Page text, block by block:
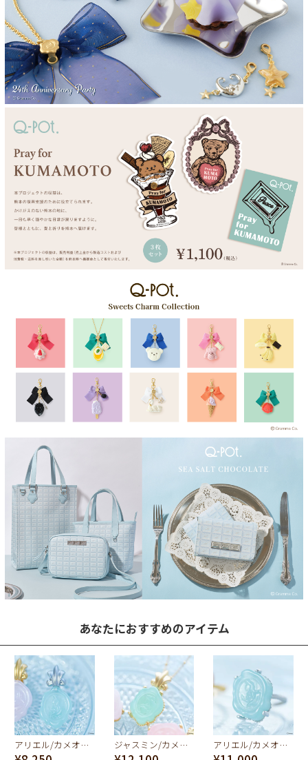
あなたにおすすめのアイテム
アリエル/カメオキャンディ イヤリング【ディズニー アクセサリー】【リトル・マーメイド】 ジャスミン/カメオキャンディ ネックレス【ディズニー アクセサリー】【アラジン】 アリエル/カメオキャンディ リング【ディズニー アクセサリー】【リトル・マーメイド】